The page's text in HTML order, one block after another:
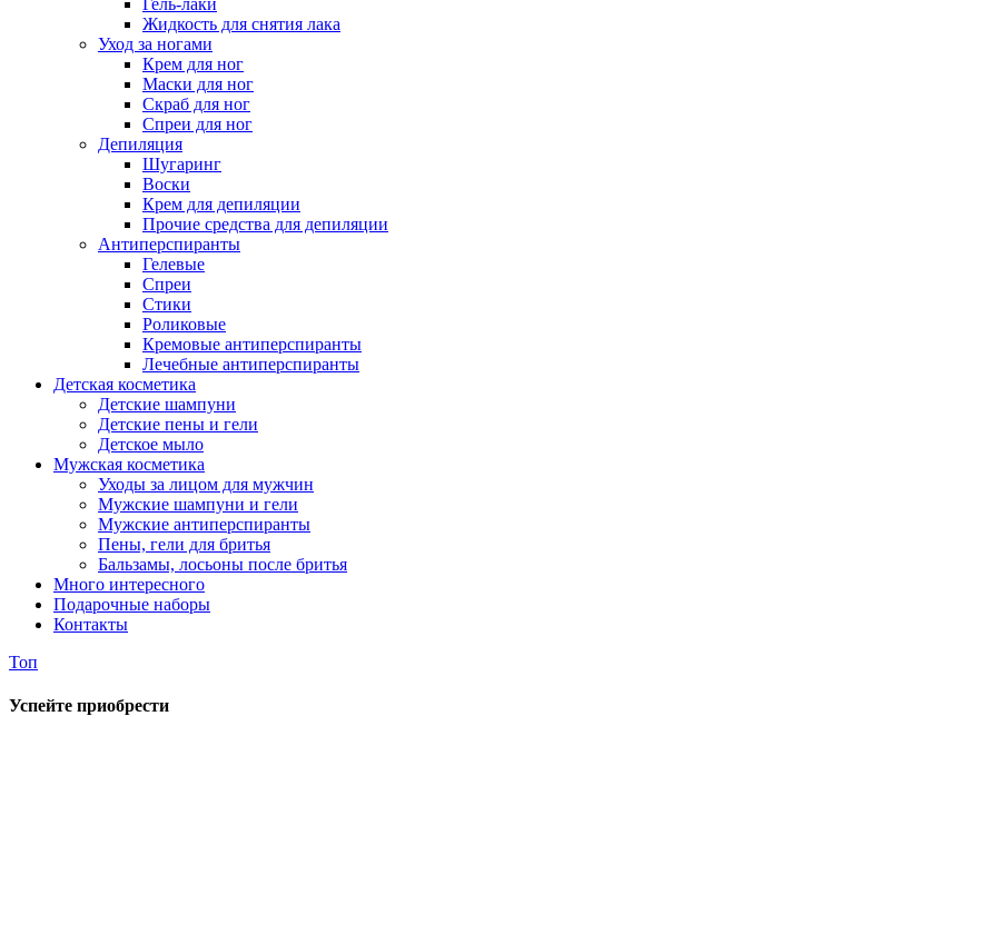
Жидкость для снятия лака
Уход за ногами
Крем для ног
Маски для ног
Скраб для ног
Спреи для ног
Депиляция
Шугаринг
Воски
Крем для депиляции
Прочие средства для депиляции
Антиперспиранты
Гелевые
Спреи
Стики
Роликовые
Кремовые антиперспиранты
Лечебные антиперспиранты
Детская косметика
Детские шампуни
Детские пены и гели
Детское мыло
Мужская косметика
Уходы за лицом для мужчин
Мужские шампуни и гели
Мужские антиперспиранты
Пены, гели для бритья
Бальзамы, лосьоны после бритья
Много интересного
Подарочные наборы
Контакты
Топ
Успейте приобрести